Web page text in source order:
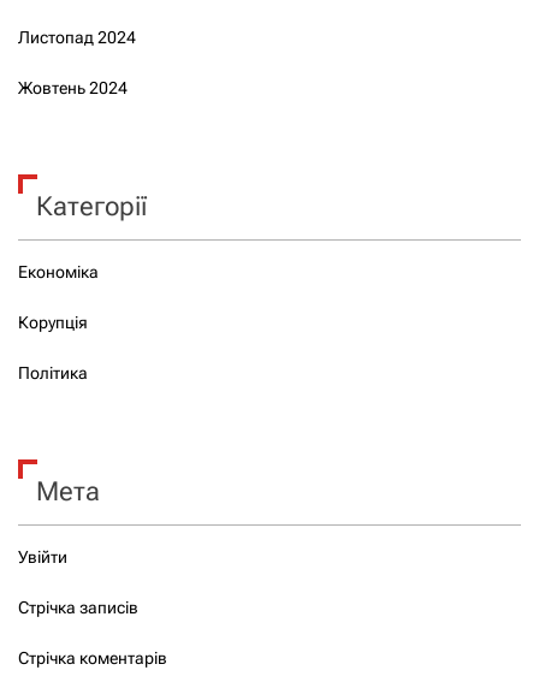
Листопад 2024
Жовтень 2024
Категорії
Економіка
Корупція
Політика
Мета
Увійти
Стрічка записів
Стрічка коментарів